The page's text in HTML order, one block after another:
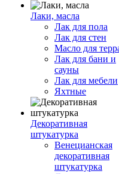
Лаки, масла
Лак для пола
Лак для стен
Масло для
Лак для бани и
сауны
Лак для мебели
Яхтные
Декоративная
штукатурка
Венецианская
декоративная
штукатурка